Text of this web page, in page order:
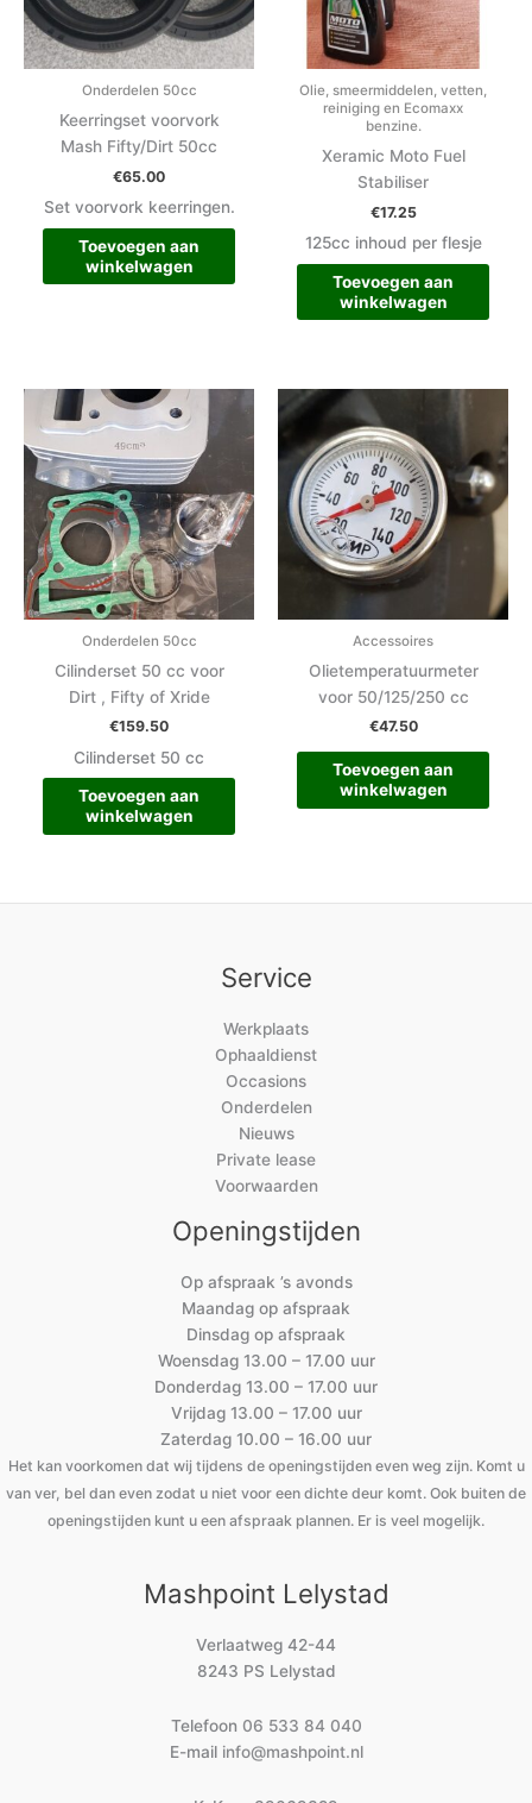
Onderdelen 50cc
Keerringset voorvork
Mash Fifty/Dirt 50cc
€65.00
Set voorvork keerringen.
Toevoegen aan
winkelwagen
Olie, smeermiddelen, vetten,
reiniging en Ecomaxx
benzine.
Xeramic Moto Fuel
Stabiliser
€17.25
125cc inhoud per flesje
Toevoegen aan
winkelwagen
Onderdelen 50cc
Cilinderset 50 cc voor
Dirt , Fifty of Xride
€159.50
Cilinderset 50 cc
Toevoegen aan
winkelwagen
Accessoires
Olietemperatuurmeter
voor 50/125/250 cc
€47.50
Toevoegen aan
winkelwagen
Service
Werkplaats
Ophaaldienst
Occasions
Onderdelen
Nieuws
Private lease
Voorwaarden
Openingstijden
Op afspraak ’s avonds
Maandag op afspraak
Dinsdag op afspraak
Woensdag 13.00 – 17.00 uur
Donderdag 13.00 – 17.00 uur
Vrijdag 13.00 – 17.00 uur
Zaterdag 10.00 – 16.00 uur
Het kan voorkomen dat wij tijdens de openingstijden even weg zijn. Komt u
van ver, bel dan even zodat u niet voor een dichte deur komt. Ook buiten de
openingstijden kunt u een afspraak plannen. Er is veel mogelijk.
Mashpoint Lelystad
Verlaatweg 42-44
8243 PS Lelystad
Telefoon 06 533 84 040
E-mail info@mashpoint.nl